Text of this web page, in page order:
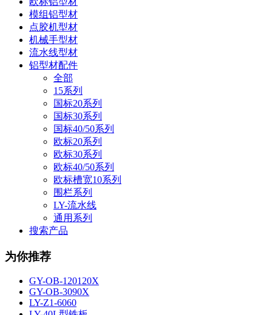
模组铝型材
点胶机型材
机械手型材
流水线型材
铝型材配件
全部
15系列
国标20系列
国标30系列
国标40/50系列
欧标20系列
欧标30系列
欧标40/50系列
欧标槽宽10系列
围栏系列
LY-流水线
通用系列
搜索产品
为你推荐
GY-OB-120120X
GY-OB-3090X
LY-Z1-6060